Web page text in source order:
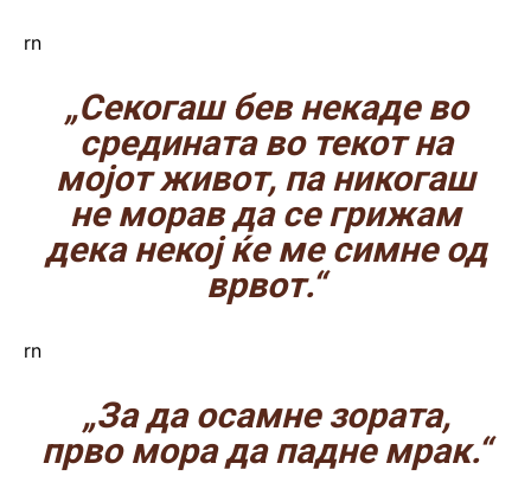
rn
„Секогаш бев некаде во
средината во текот на
мојот живот, па никогаш
не морав да се грижам
дека некој ќе ме симне од
врвот.“
rn
„За да осамне зората,
прво мора да падне мрак.“